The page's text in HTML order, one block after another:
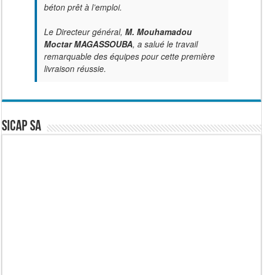
béton prêt à l’emploi.
Le Directeur général, M. Mouhamadou
Moctar MAGASSOUBA, a salué le travail
remarquable des équipes pour cette première
livraison réussie.
SICAP SA